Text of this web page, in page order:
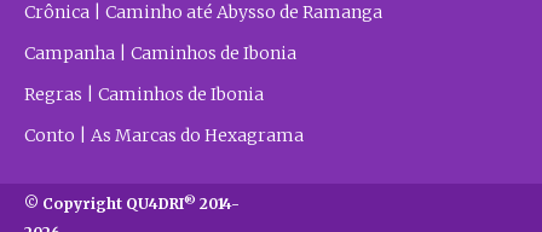
Crônica | Caminho até Abysso de Ramanga
Campanha | Caminhos de Ibonia
Regras | Caminhos de Ibonia
Conto | As Marcas do Hexagrama
© Copyright QU4DRI® 2014-